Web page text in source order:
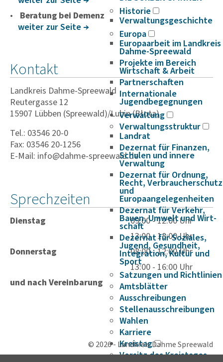
Historie
Verwaltungsgeschichte
Europa
Europaarbeit im Landkreis
Dahme-Spreewald
Projekte im Bereich
Wirtschaft & Arbeit
Partnerschaften
Internationale
Jugendbegegnungen
Verwaltung
Verwaltungsstruktur
Landrat
Dezernat für Finanzen,
Schulen und innere
Verwaltung
Dezernat für Ordnung,
Recht, Verbraucherschutz
und
Europaangelegenheiten
Dezernat für Verkehr,
Bauen, Umwelt und Wirt­
schaft
Dezernat für Soziales,
Jugend, Gesundheit,
Integration, Kultur und
Sport
Satzungen und Richtlinien
Amtsblätter
Ausschreibungen
Stellenausschreibungen
Wahlen
Karriere
Kreistag
Vorsitz des Kreistages
Beratung bei Demenz
weiter zur Seite
Kontakt
Landkreis Dahme-Spreewald
Reutergasse 12
15907 Lübben (Spreewald)/Lubin (Błota)
Tel.: 03546 20-0
Fax: 03546 20-1256
E-Mail: info@dahme-spreewald.de
Sprechzeiten
Dienstag
09:00 - 12:00 Uhr
13:00 - 18:00 Uhr
Donnerstag
08:00 - 12:00 Uhr
13:00 - 16:00 Uhr
und nach Vereinbarung
© 2026 - Landkreis Dahme Spreewald